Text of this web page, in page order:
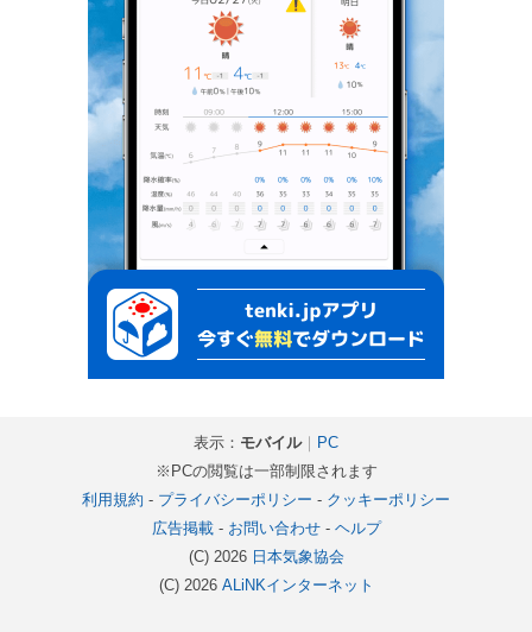
表示： モバイル｜ PC
※PCの閲覧は一部制限されます
利用規約 - プライバシーポリシー - クッキーポリシー
広告掲載- お問い合わせ- ヘルプ
(C) 2026 日本気象協会
(C) 2026 ALiNKインターネット